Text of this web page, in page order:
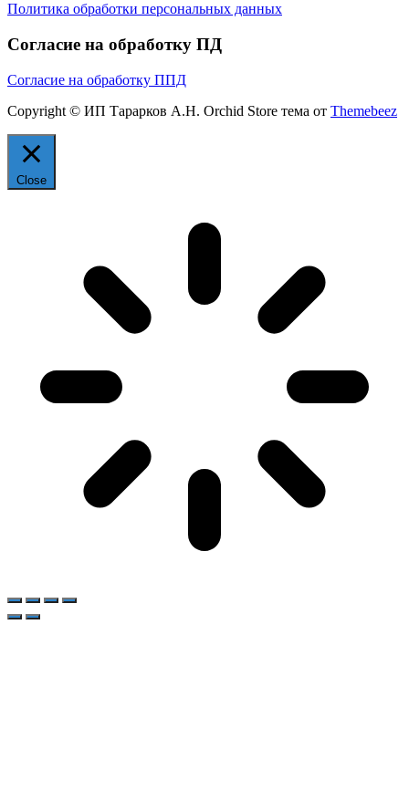
Политика обработки персональных данных
Согласие на обработку ПД
Согласие на обработку ППД
Copyright © ИП Тарарков А.Н. Orchid Store тема от Themebeez
Close